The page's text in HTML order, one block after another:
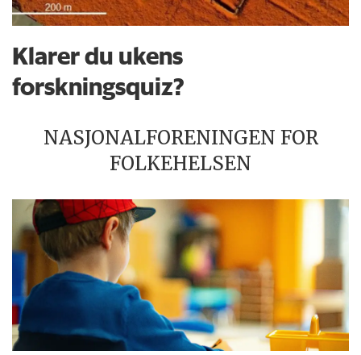
Klarer du ukens
forskningsquiz?
NASJONALFORENINGEN FOR
FOLKEHELSEN